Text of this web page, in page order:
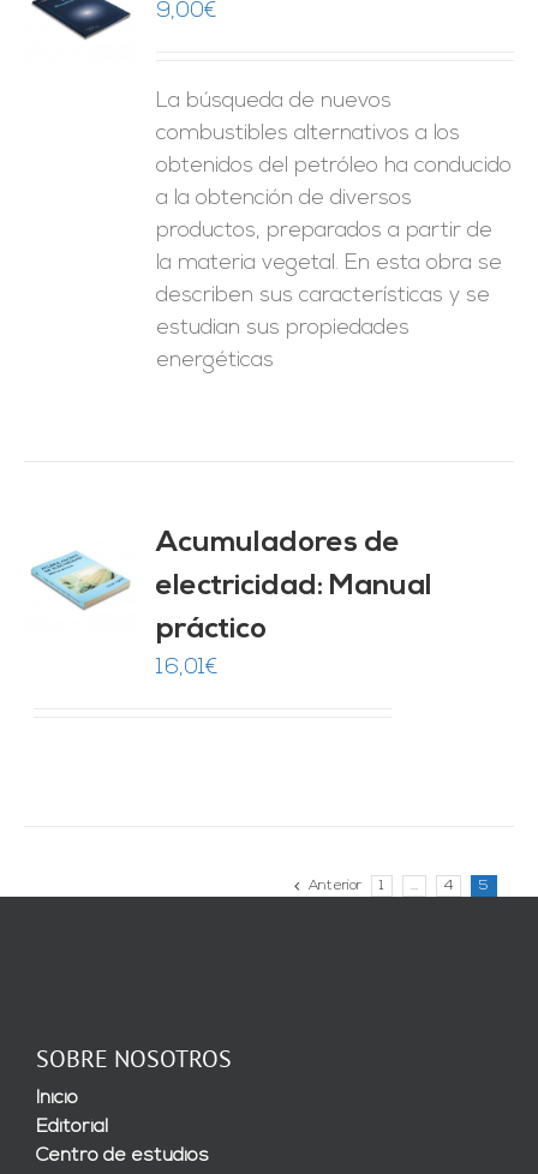
9,00€
La búsqueda de nuevos
combustibles alternativos a los
obtenidos del petróleo ha conducido
a la obtención de diversos
productos, preparados a partir de
la materia vegetal. En esta obra se
describen sus características y se
estudian sus propiedades
energéticas
Acumuladores de
electricidad: Manual
práctico
16,01€
Anterior 1 … 4 5
SOBRE NOSOTROS
Inicio
Editorial
Centro de estudios